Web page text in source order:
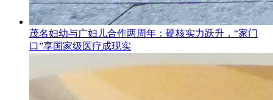
茂名妇幼与广妇儿合作两周年：硬核实力跃升，“家门
口”享国家级医疗成现实